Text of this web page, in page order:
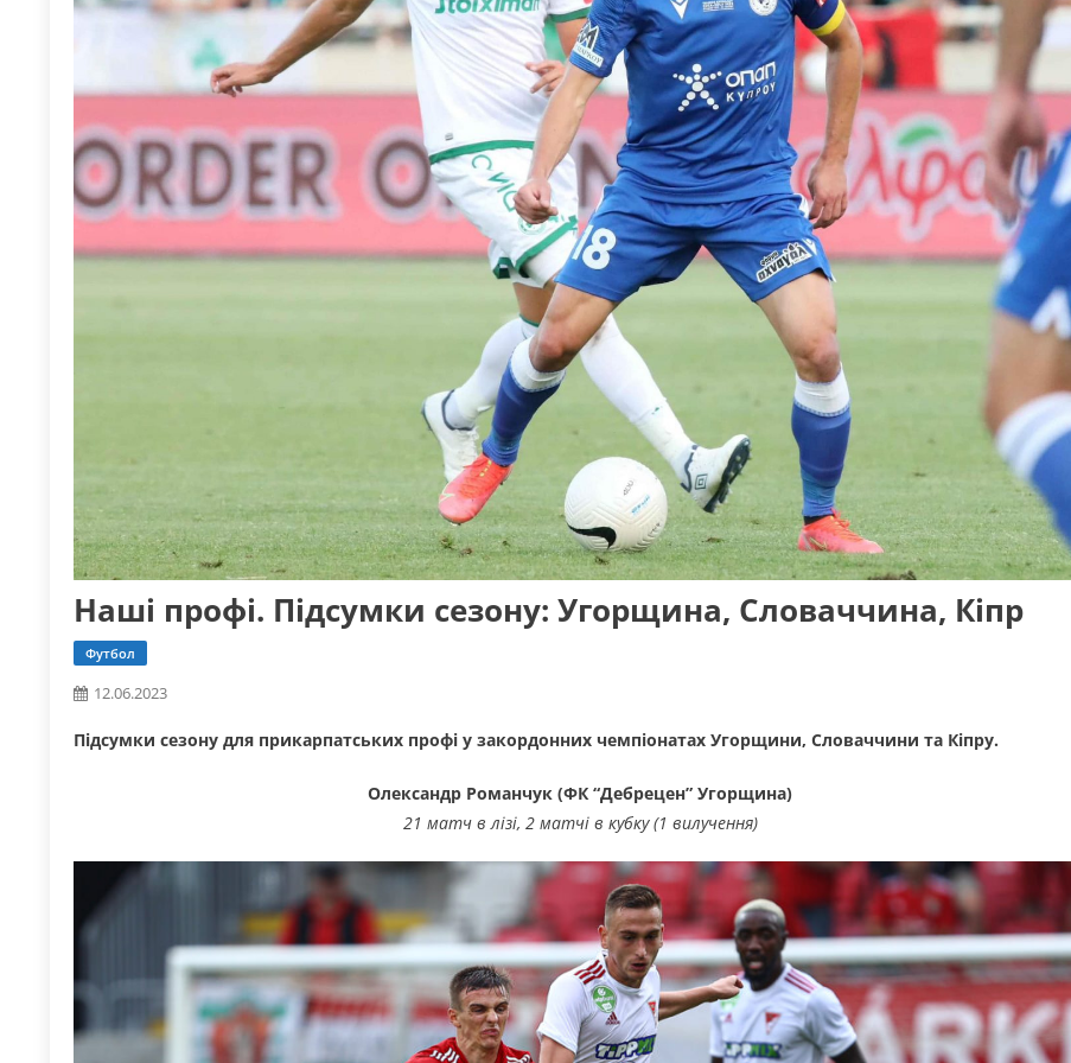
Наші профі. Підсумки сезону: Угорщина, Словаччина, Кіпр
Футбол
12.06.2023
Підсумки сезону для прикарпатських профі у закордонних чемпіонатах Угорщини, Словаччини та Кіпру.
Олександр Романчук (ФК “Дебрецен” Угорщина)
21 матч в лізі, 2 матчі в кубку (1 вилучення)